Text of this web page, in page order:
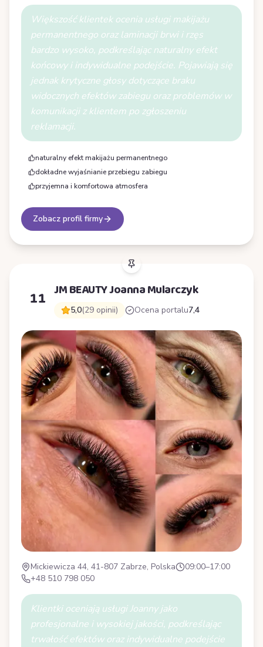
Większość klientek ocenia usługi makijażu
permanentnego oraz laminacji brwi i rzęs
bardzo wysoko, podkreślając naturalny efekt
końcowy i indywidualne podejście. Pojawiają się
jednak krytyczne głosy dotyczące braku
widocznych efektów zabiegu oraz problemów w
komunikacji z klientem po zgłoszeniu
reklamacji.
naturalny efekt makijażu permanentnego
dokładne wyjaśnianie przebiegu zabiegu
przyjemna i komfortowa atmosfera
Zobacz profil firmy
11 JM BEAUTY Joanna Mularczyk
5,0(29 opinii) Ocena portalu7,4
Mickiewicza 44, 41-807 Zabrze, Polska
09:00–17:00
+48 510 798 050
Klientki oceniają usługi Joanny jako
profesjonalne i wysokiej jakości, podkreślając
trwałość efektów oraz indywidualne podejście